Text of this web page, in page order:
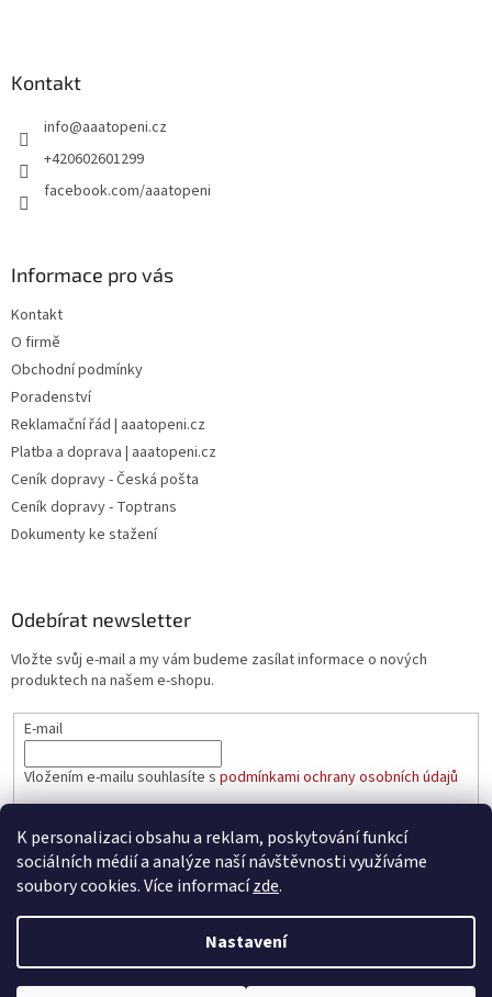
K personalizaci obsahu a reklam, poskytování funkcí
sociálních médií a analýze naší návštěvnosti využíváme
soubory cookies. Více informacízde.
Nastavení
Kontakt
info@aaatopeni.cz
+420602601299
facebook.com/aaatopeni
Informace pro vás
Kontakt
O firmě
Obchodní podmínky
Poradenství
Reklamační řád | aaatopeni.cz
Platba a doprava | aaatopeni.cz
Ceník dopravy - Česká pošta
Ceník dopravy - Toptrans
Dokumenty ke stažení
Odebírat newsletter
Vložte svůj e-mail a my vám budeme zasílat informace o nových
produktech na našem e-shopu.
E-mail
Vložením e-mailu souhlasíte s podmínkami ochrany osobních údajů
PŘIHLÁSIT SE
Copyright 2026aaatopeni.cz. Všechna práva vyhrazena.Upravit